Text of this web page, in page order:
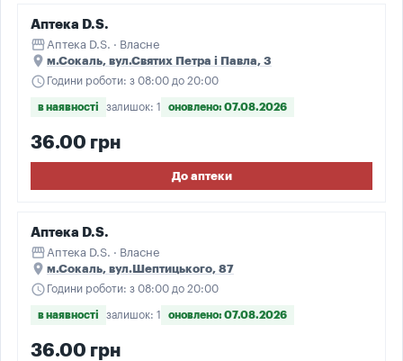
Аптека D.S.
storefront Аптека D.S. · Власне
place м.Сокаль, вул.Святих Петра і Павла, 3
schedule Години роботи: з 08:00 до 20:00
в наявності залишок: 1 оновлено: 07.08.2026
36.00 грн
До аптеки
Аптека D.S.
storefront Аптека D.S. · Власне
place м.Сокаль, вул.Шептицького, 87
schedule Години роботи: з 08:00 до 20:00
в наявності залишок: 1 оновлено: 07.08.2026
36.00 грн